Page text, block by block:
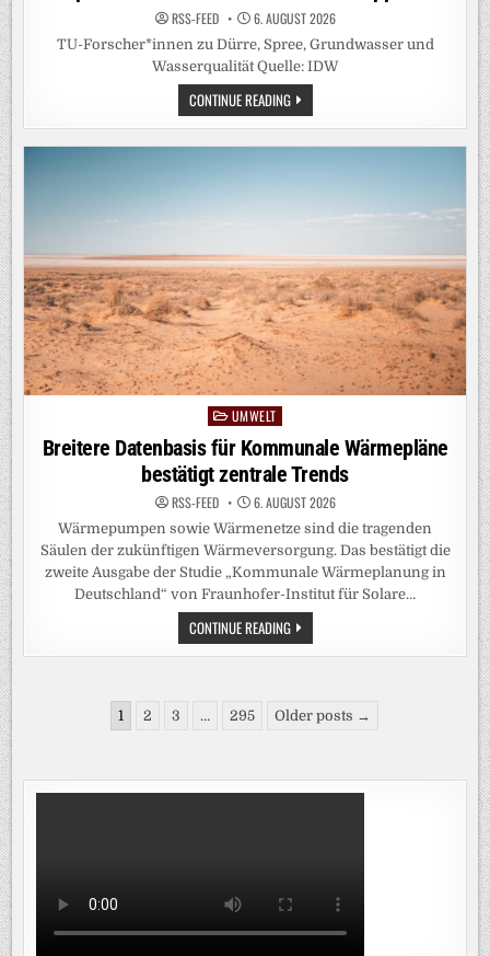
RSS-FEED 6. AUGUST 2026
TU-Forscher*innen zu Dürre, Spree, Grundwasser und
Wasserqualität Quelle: IDW
CONTINUE READINGEXPERTENDIENST:
WENN
DAS
Posted
in
UMWELT
Breitere Datenbasis für Kommunale Wärmepläne
bestätigt zentrale Trends
RSS-FEED 6. AUGUST 2026
Wärmepumpen sowie Wärmenetze sind die tragenden
Säulen der zukünftigen Wärmeversorgung. Das bestätigt die
zweite Ausgabe der Studie „Kommunale Wärmeplanung in
Deutschland“ von Fraunhofer-Institut für Solare…
CONTINUE READINGBREITERE
DATENBASIS
FÜR
ZENTRALE
TRENDS
Seitennummerierung
Beiträge
1 2 3 … 295 Older posts →